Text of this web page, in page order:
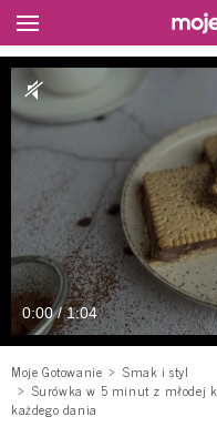
0:00 / 1:04
Moje Gotowanie
Smak i styl
Surówka w 5 minut z młodej
każdego dania